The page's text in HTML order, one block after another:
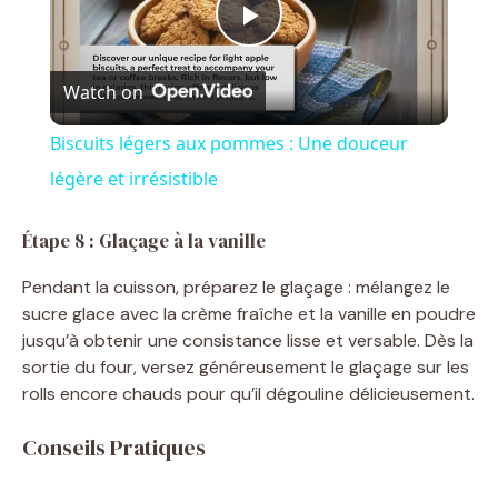
P
l
y
V
i
Watch on
Biscuits légers aux pommes : Une douceur
légère et irrésistible
Étape 8 : Glaçage à la vanille
Pendant la cuisson, préparez le glaçage : mélangez le
sucre glace avec la crème fraîche et la vanille en poudre
jusqu’à obtenir une consistance lisse et versable. Dès la
sortie du four, versez généreusement le glaçage sur les
rolls encore chauds pour qu’il dégouline délicieusement.
Conseils Pratiques